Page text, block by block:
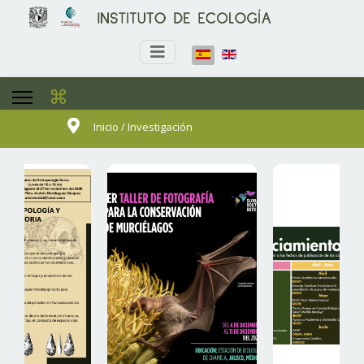
⌘
Inicio / Investigación